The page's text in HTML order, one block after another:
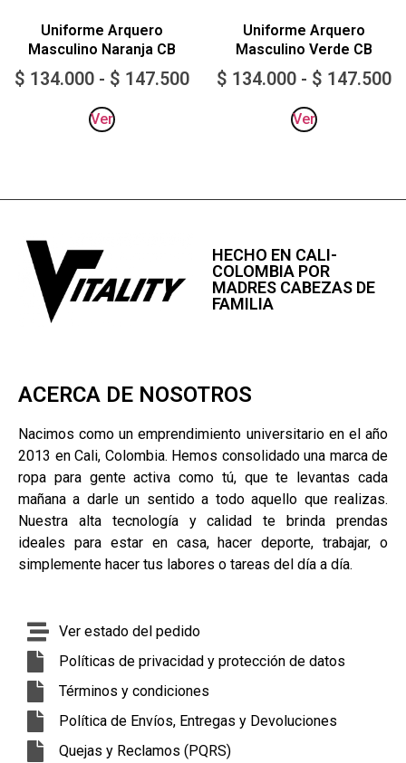
Uniforme Arquero
Masculino Naranja CB
$ 134.000 - $ 147.500
Ver
Uniforme Arquero
Masculino Verde CB
$ 134.000 - $ 147.500
Ver
HECHO EN CALI-
COLOMBIA POR
MADRES CABEZAS DE
FAMILIA
ACERCA DE NOSOTROS
Nacimos como un emprendimiento universitario en el año
2013 en Cali, Colombia. Hemos consolidado una marca de
ropa para gente activa como tú, que te levantas cada
mañana a darle un sentido a todo aquello que realizas.
Nuestra alta tecnología y calidad te brinda prendas
ideales para estar en casa, hacer deporte, trabajar, o
simplemente hacer tus labores o tareas del día a día.
Ver estado del pedido
Políticas de privacidad y protección de datos
Términos y condiciones
Política de Envíos, Entregas y Devoluciones
Quejas y Reclamos (PQRS)